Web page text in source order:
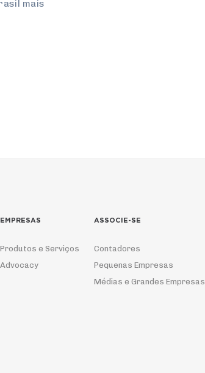
mais
EMPRESAS
Produtos e Serviços
Advocacy
ASSOCIE-SE
Contadores
Pequenas Empresas
Médias e Grandes Empresas